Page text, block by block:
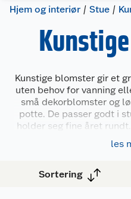
Hjem og interiør Stue
Kunstige blomster gir et
uten behov for vanning
små dekorblomster og
potte. De passer godt i
holder seg fine året
varianter og størrelser,
uttrykk som
les
Sortering